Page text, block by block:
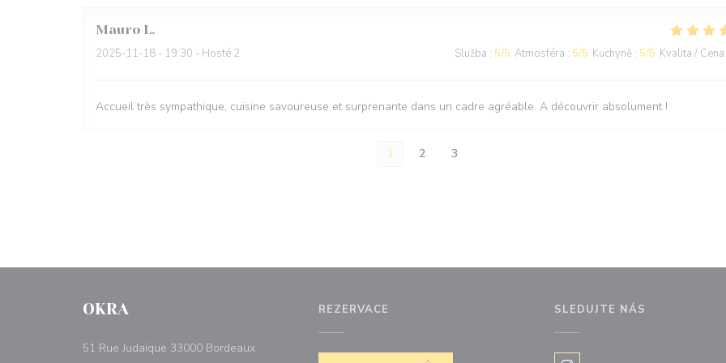
Mauro L
2025-11-18 - 19:30 - Hosté 2 Služba : 5/5 Atmosféra : 5/5 Kuchyně : 5/5 Kvalita / Cena
Accueil très sympathique, cuisine savoureuse et surprenante dans un cadre agréable. A découvrir absolument !
1 2 3
OKRA
51 Rue Judaïque 33000 Bordeaux((otevře se v novém okně))
REZERVACE SLEDUJTE NÁS